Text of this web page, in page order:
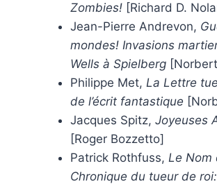
Zombies![Richard D.
Jean-Pierre Andrevon,
mondes! Invasions
Wells à Spielberg
Philippe Met, La Lettre
de l’écrit fantastique
Jacques Spitz, Joyeuses
[Roger Bozzetto]
Patrick Rothfuss, Le Nom
Chronique du tueur de